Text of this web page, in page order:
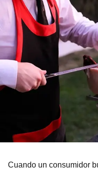
Cuando un consumidor